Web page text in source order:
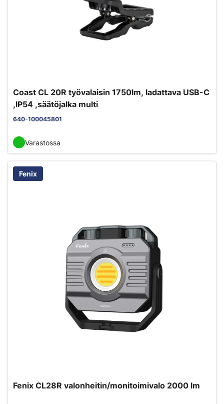
Coast CL 20R työvalaisin 1750lm, ladattava USB-C
,IP54 ,säätöjalka multi
640-100045801
Varastossa
Fenix
Fenix CL28R valonheitin/monitoimivalo 2000 lm